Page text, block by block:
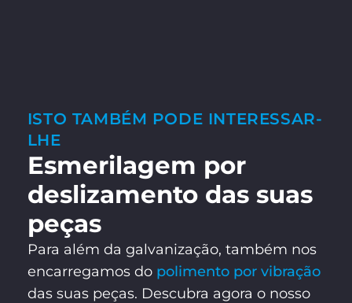
ISTO TAMBÉM PODE INTERESSAR-
LHE
Esmerilagem por
deslizamento das suas
peças
Para além da galvanização, também nos
encarregamos do polimento por vibração
das suas peças. Descubra agora o nosso